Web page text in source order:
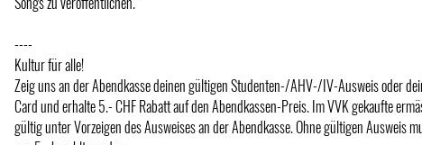
----
Kultur für alle!
Zeig uns an der Abendkasse deinen gültigen Studenten-/AHV-/IV-Ausweis oder
Card und erhalte 5.- CHF Rabatt auf den Abendkassen-Preis. Im VVK gekaufte
gültig unter Vorzeigen des Ausweises an der Abendkasse. Ohne gültigen Ausweis